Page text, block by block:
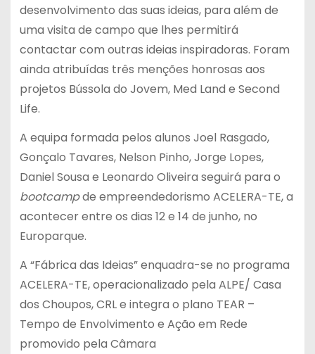
desenvolvimento das suas ideias, para além de
uma visita de campo que lhes permitirá
contactar com outras ideias inspiradoras. Foram
ainda atribuídas três menções honrosas aos
projetos Bússola do Jovem, Med Land e Second
Life.
A equipa formada pelos alunos Joel Rasgado,
Gonçalo Tavares, Nelson Pinho, Jorge Lopes,
Daniel Sousa e Leonardo Oliveira seguirá para o
bootcampde empreendedorismo ACELERA-TE, a
acontecer entre os dias 12 e 14 de junho, no
Europarque.
A “Fábrica das Ideias” enquadra-se no programa
ACELERA-TE, operacionalizado pela ALPE/ Casa
dos Choupos, CRL e integra o plano TEAR –
Tempo de Envolvimento e Ação em Rede
promovido pela Câmara